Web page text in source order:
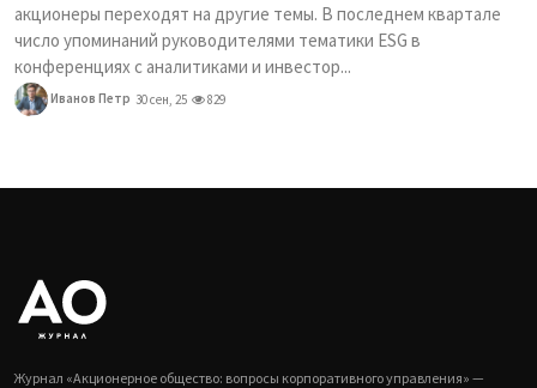
акционеры переходят на другие темы. В последнем квартале
число упоминаний руководителями тематики ESG в
конференциях с аналитиками и инвестор...
Иванов Петр 30 сен, 25 829
Журнал «Акционерное общество: вопросы корпоративного управления» —